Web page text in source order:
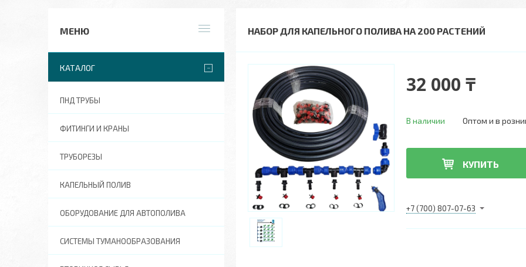
НАБОР ДЛЯ КАПЕЛЬНОГО ПОЛИВА НА 200 РАСТЕНИЙ
32 000 ₸
В наличии Оптом и в
КУПИТЬ
+7 (700) 807-07-63
КАТАЛОГ
ПНД ТРУБЫ
ФИТИНГИ И КРАНЫ
ТРУБОРЕЗЫ
КАПЕЛЬНЫЙ ПОЛИВ
ОБОРУДОВАНИЕ ДЛЯ АВТОПОЛИВА
СИСТЕМЫ ТУМАНООБРАЗОВАНИЯ